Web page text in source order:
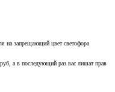
на запрещающий цвет светофора
а в последующий раз вас лишат прав